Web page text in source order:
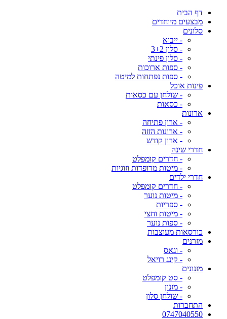
דף הבית
מבצעים מיוחדים
סלונים
- ייבוא
- סלון 3+2
- סלון פינתי
- ספות ארוכות
- ספות נפתחות למיטה
פינות אוכל
- שולחן עם כסאות
- כסאות
ארונות
- ארון פתיחה
- ארונות הזזה
- ארון קודש
חדרי שינה
- חדרים קומפלט
- מיטות מרופדות וזוגיות
חדרי ילדים
- חדרים קומפלט
- מיטות נוער
- ספריות
- מיטות וחצי
- ספות נוער
כורסאות מעוצבות
מזרנים
- וגאס
- קינג רויאל
מזנונים
- סט קומפלט
- מזנון
- שולחן סלון
התחברות
0747040550